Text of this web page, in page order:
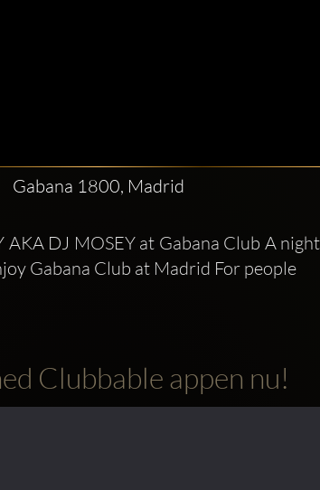
Gabana 1800, Madrid
AKA DJ MOSEY at Gabana Club A
Gabana Club at Madrid For people
Clubbable appen nu!